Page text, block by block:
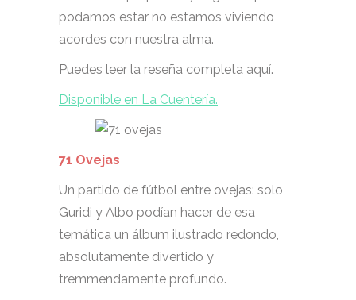
podamos estar no estamos viviendo
acordes con nuestra alma.
Puedes leer la reseña completa aquí.
Disponible en La Cuentería.
71 Ovejas
Un partido de fútbol entre ovejas: solo
Guridi y Albo podían hacer de esa
temática un álbum ilustrado redondo,
absolutamente divertido y
tremmendamente profundo.